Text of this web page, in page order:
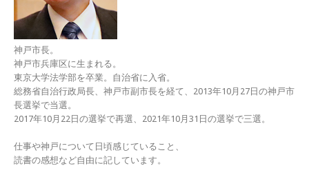
神戸市長。
神戸市兵庫区に生まれる。
東京大学法学部を卒業。自治省に入省。
総務省自治行政局長、神戸市副市長を経て、2013年10月27日の神戸市
長選挙で当選。
2017年10月22日の選挙で再選、2021年10月31日の選挙で三選。
仕事や神戸について日頃感じていること、
読書の感想など自由に記しています。